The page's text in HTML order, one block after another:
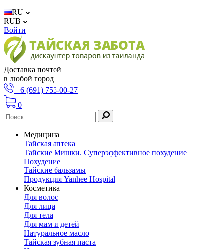
RU
RUB
Войти
Доставка почтой
в любой город
+6 (691) 753-00-27
0
Медицина
Тайская аптека
Тайские Мишки. Суперэффективное похудение
Похудение
Тайские бальзамы
Продукция Yanhee Hospital
Косметика
Для волос
Для лица
Для тела
Для мам и детей
Натуральное масло
Тайская зубная паста